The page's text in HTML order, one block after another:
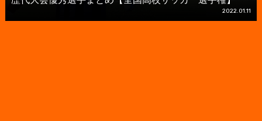
2022.01.11